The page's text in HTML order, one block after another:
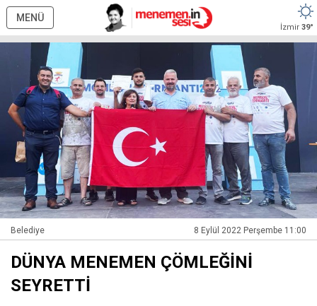
MENÜ
İzmir 39°
Belediye 8 Eylül 2022 Perşembe 11:00
DÜNYA MENEMEN ÇÖMLEĞİNİ
SEYRETTİ